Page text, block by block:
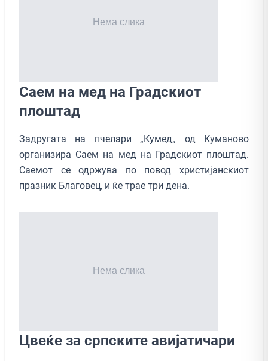
Саем на мед на Градскиот
плоштад
Задругата на пчелари „Кумед„ од Куманово
организира Саем на мед на Градскиот плоштад.
Саемот се одржува по повод христијанскиот
празник Благовец, и ќе трае три дена.
Цвеќе за српските авијатичари